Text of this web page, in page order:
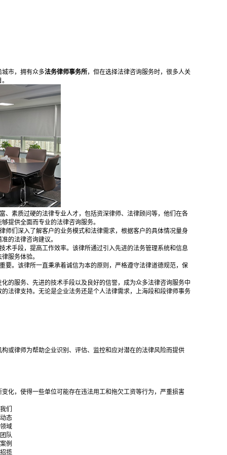
城市，拥有众多法务律师事务所，但在选择法律咨询服务时，很多人关
、素质过硬的法律专业人才，包括资深律师、法律顾问等，他们在各
提供全面而专业的法律咨询服务。
们深入了解客户的业务模式和法律需求，根据客户的具体情况量身
的法律咨询建议。
术手段，提高工作效率。该律所通过引入先进的法务管理系统和信息
服务体验。
要。该律所一直秉承着诚信为本的原则，严格遵守法律道德规范，保
的服务、先进的技术手段以及良好的信誉，成为众多法律咨询服务中
法律支持。无论是企业法务还是个人法律需求，上海段和段律师事务
或律师为帮助企业识别、评估、监控和应对潜在的法律风险而提供
化，使得一些单位可能存在违法用工和拖欠工资等行为，严重损害
们
态
域
队
例
揽